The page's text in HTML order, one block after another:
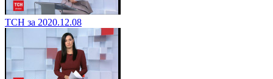
ТСН за 2020.12.08